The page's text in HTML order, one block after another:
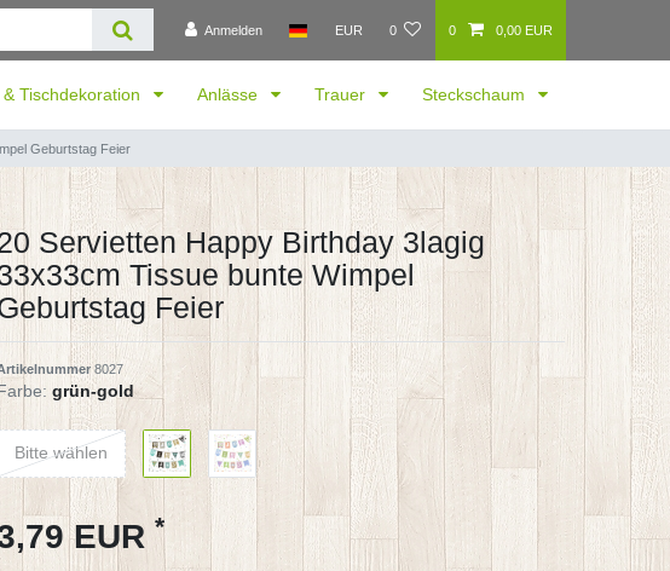
Anmelden EUR 0 0 0,00 EUR
Tischdekoration Anlässe Trauer Steckschaum
Geburtstag Feier
Servietten Happy Birthday 3lagig
Tissue bunte Wimpel
Feier
8027
grün-gold
Bitte wählen
EUR *